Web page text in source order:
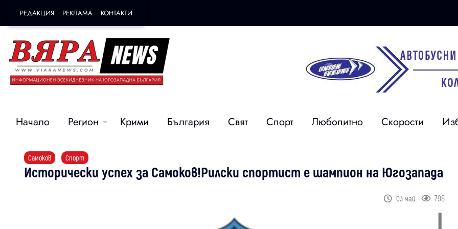
РЕДАКЦИЯ РЕКЛАМА КОНТАКТИ
Начало Регион Крими България Свят Спорт Любопитно Скорости
Самоков Спорт
Исторически успех за Самоков!Рилски спортист е шампион на Югозапада
03 май 798